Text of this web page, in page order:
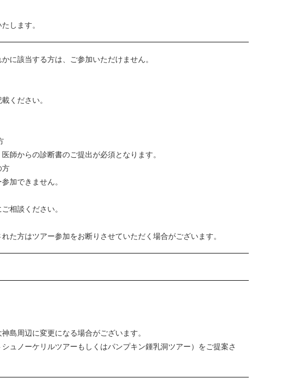
します。
に該当する方は、ご参加いただけません。
ください。
師からの診断書のご提出が必須となります。
方
加できません。
相談ください。
た方はツアー参加をお断りさせていただく場合がございます。
島周辺に変更になる場合がございます。
ュノーケリルツアーもしくはパンプキン鍾乳洞ツアー）をご提案さ